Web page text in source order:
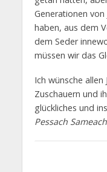
Generationen
haben, aus dem
dem Seder
müssen wir das
Ich wünsche allen
Zuschauern und
glückliches und
Pessach